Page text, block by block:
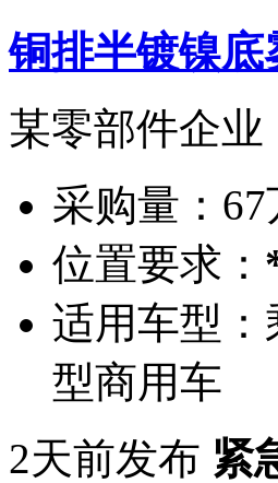
铜排半镀镍底
某零部件企业
采购量：
位置要求：
适用车型：
型商用车
2天前发布 紧